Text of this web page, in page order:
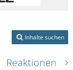
Inhalte suchen
Reaktionen